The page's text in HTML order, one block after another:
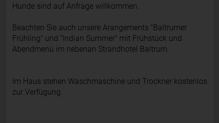
Hunde sind auf Anfrage willkommen.
Beachten Sie auch unsere Arangements "Baltrumer
Frühling" und "Indian Summer" mit Frühstück und
Abendmenü im nebenan Strandhotel Baltrum.
Im Haus stehen Waschmaschine und Trockner kostenlos
zur Verfügung.